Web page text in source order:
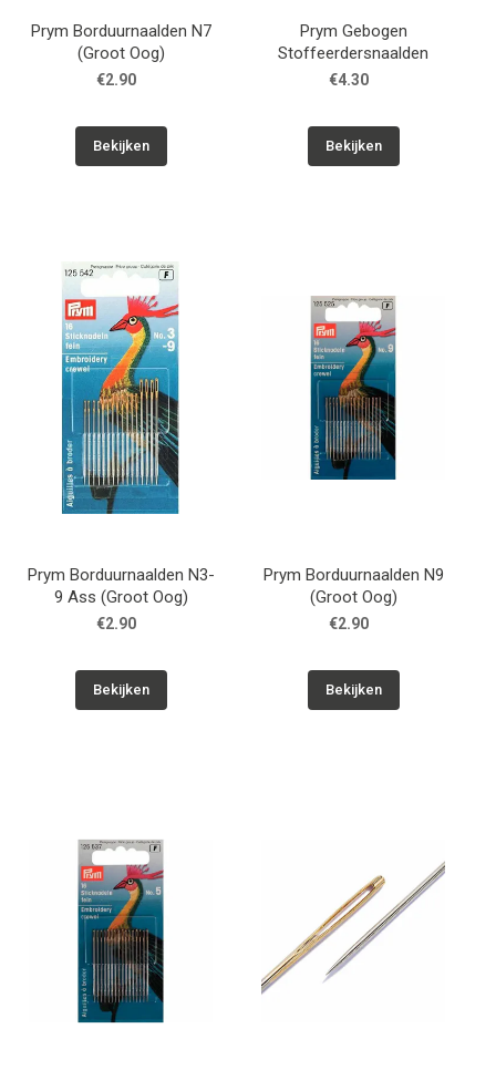
Prym Borduurnaalden N7
(Groot Oog)
€2.90
Bekijken
Prym Gebogen
Stoffeerdersnaalden
€4.30
Bekijken
Prym Borduurnaalden N3-
9 Ass (Groot Oog)
€2.90
Bekijken
Prym Borduurnaalden N9
(Groot Oog)
€2.90
Bekijken